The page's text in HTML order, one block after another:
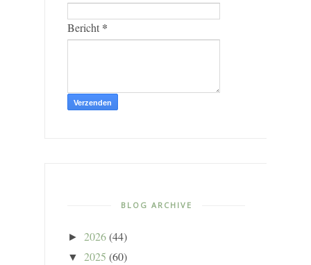
Bericht *
BLOG ARCHIVE
► 2026(44)
▼ 2025 (60)